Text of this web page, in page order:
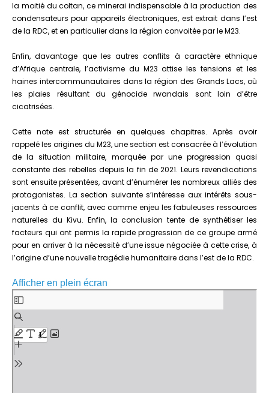
la moitié du coltan, ce minerai indispensable à la production des
condensateurs pour appareils électroniques, est extrait dans l’est
de la RDC, et en particulier dans la région convoitée par le M23.
Enfin, davantage que les autres conflits à caractère ethnique
d’Afrique centrale, l’activisme du M23 attise les tensions et les
haines intercommunautaires dans la région des Grands Lacs, où
les plaies résultant du génocide rwandais sont loin d’être
cicatrisées.
Cette note est structurée en quelques chapitres. Après avoir
rappelé les origines du M23, une section est consacrée à l’évolution
de la situation militaire, marquée par une progression quasi
constante des rebelles depuis la fin de 2021. Leurs revendications
sont ensuite présentées, avant d’énumérer les nombreux alliés des
protagonistes. La section suivante s’intéresse aux intérêts sous-
jacents à ce conflit, avec comme enjeu les fabuleuses ressources
naturelles du Kivu. Enfin, la conclusion tente de synthétiser les
facteurs qui ont permis la rapide progression de ce groupe armé
pour en arriver à la nécessité d’une issue négociée à cette crise, à
l’origine d’une nouvelle tragédie humanitaire dans l’est de la RDC.
Afficher en plein écran
Aller
au
contenu
PDF